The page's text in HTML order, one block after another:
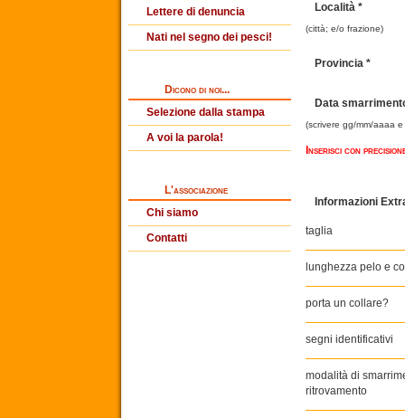
Lettere di denuncia
Nati nel segno dei pesci!
Dicono di noi...
Selezione dalla stampa
A voi la parola!
L'associazione
Chi siamo
Contatti
Località *
(città; e/o frazione)
Provincia *
Data
(scrivere gg/mm/aaaa
Inserisci con
Informazioni
taglia
lunghezza pelo e
porta un collare?
segni identificativi
modalità di
ritrovamento